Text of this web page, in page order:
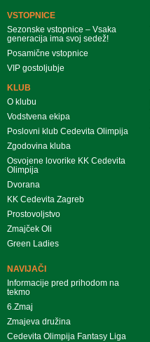
VSTOPNICE
Sezonske vstopnice – Vsaka
generacija ima svoj sedež!
Posamične vstopnice
VIP gostoljubje
KLUB
O klubu
Vodstvena ekipa
Poslovni klub Cedevita Olimpija
Zgodovina kluba
Osvojene lovorike KK Cedevita
Olimpija
Dvorana
KK Cedevita Zagreb
Prostovoljstvo
Zmajček Oli
Green Ladies
NAVIJAČI
Informacije pred prihodom na
tekmo
6.Zmaj
Zmajeva družina
Cedevita Olimpija Fantasy Liga